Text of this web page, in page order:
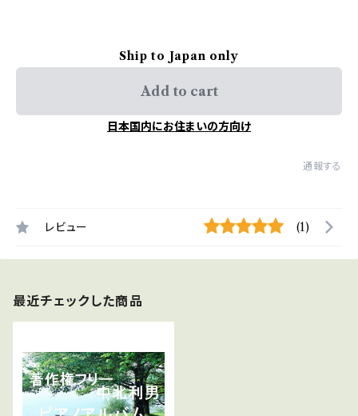
Ship to Japan only
Add to cart
日本国内にお住まいの方向け
通報する
レビュー (1)
最近チェックした商品